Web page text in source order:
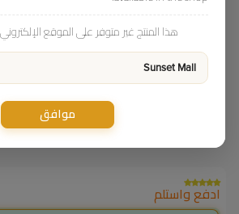
ادفع واستلم
هذا المنتج غير متوفر على الموقع
Sunset Mall
موافق